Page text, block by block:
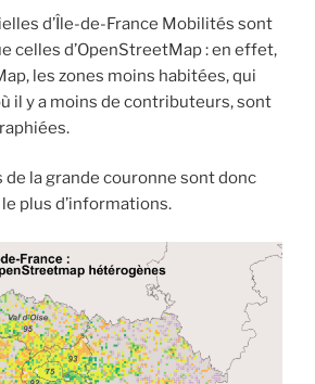
d’Île-de-France Mobilités sont
celles d’OpenStreetMap : en effet,
les zones moins habitées, qui
il y a moins de contributeurs, sont
la grande couronne sont donc
plus d’informations.